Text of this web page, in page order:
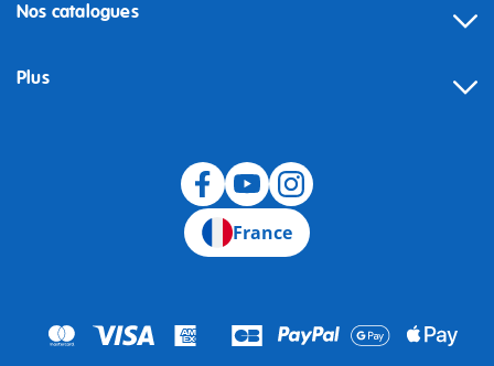
Nos catalogues
Plus
France